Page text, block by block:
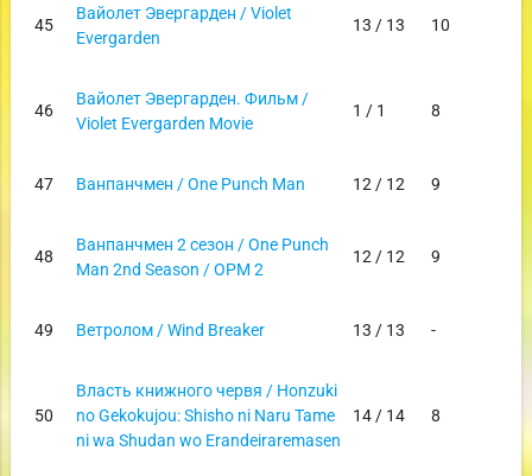
45
Вайолет Эвергарден / Violet
Evergarden
13 / 13 10
46
Вайолет Эвергарден. Фильм /
Violet Evergarden Movie
1 / 1 8
47 Ванпанчмен / One Punch Man 12 / 12 9
48
Ванпанчмен 2 сезон / One Punch
Man 2nd Season / OPM 2
12 / 12 9
49 Ветролом / Wind Breaker 13 / 13 -
50
Власть книжного червя / Honzuki
no Gekokujou: Shisho ni Naru Tame
ni wa Shudan wo Erandeiraremasen
14 / 14 8